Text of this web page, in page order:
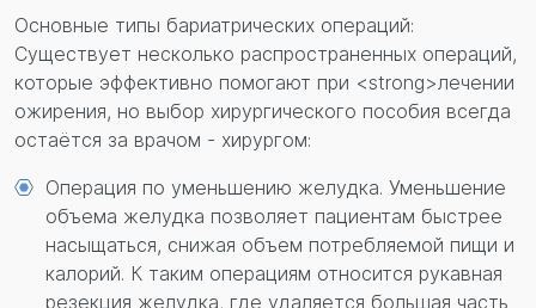
Основные типы бариатрических операций:
Существует несколько распространенных операций,
которые эффективно помогают при <strong>лечении
ожирения, но выбор хирургического пособия всегда
остаётся за врачом - хирургом:
Операция по уменьшению желудка. Уменьшение
объема желудка позволяет пациентам быстрее
насыщаться, снижая объем потребляемой пищи и
калорий. К таким операциям относится рукавная
резекция желудка, где удаляется большая часть